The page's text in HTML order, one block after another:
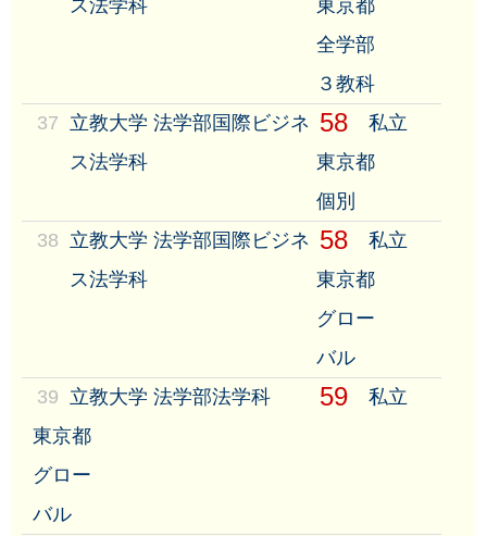
ス法学科
東京都
全学部
３教科
37 立教大学 法学部国際ビジネ
ス法学科
58
私立
東京都
個別
38 立教大学 法学部国際ビジネ
ス法学科
58
私立
東京都
グロー
バル
39 立教大学 法学部法学科 59
私立
東京都
グロー
バル